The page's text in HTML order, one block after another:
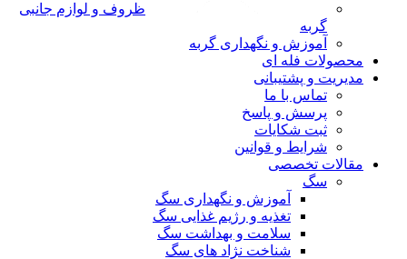
ظروف و لوازم جانبی
گربه
آموزش و نگهداری گربه
محصولات فله ای
مدیریت و پشتیبانی
تماس با ما
پرسش و پاسخ
ثبت شکایات
شرایط و قوانین
مقالات تخصصی
سگ
آموزش و نگهداری سگ
تغذیه و رژیم غذایی سگ
سلامت و بهداشت سگ
شناخت نژاد های سگ